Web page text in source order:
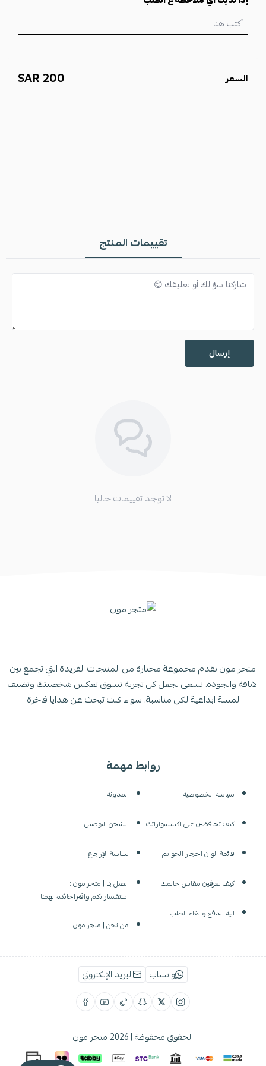
السعر 200 SAR
تقييمات المنتج
إرسال
لا توجد تقييمات حاليا
روابط مهمة
سياسة الخصوصية
كيف تحافظين على اكسسواراتك
قائمة الوان احجار الخواتم
كيف تعرفين مقاس خاتمك
الية الدفع والغاء الطلب
المدونة
الشحن التوصيل
سياسة الإرجاع
اتصل بنا | متجر مون :
استفساراتكم واقتراحاتكم تهمنا
من نحن | متجر مون
متجر مون نقدم مجموعة مختارة من المنتجات الفريدة التي تجمع بين
الاناقة والجودة. نسعى لجعل كل تجربة تسوق تعكس شخصيتك وتضيف
لمسة ابداعية لكل مناسبة. سواء كنت تبحث عن هدايا فاخرة
واتساب البريد الإلكتروني
الحقوق محفوظة | 2026 متجر مون